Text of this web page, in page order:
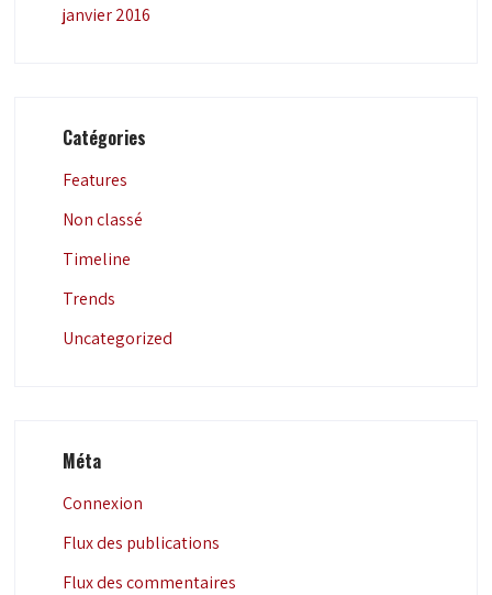
janvier 2016
Catégories
Features
Non classé
Timeline
Trends
Uncategorized
Méta
Connexion
Flux des publications
Flux des commentaires